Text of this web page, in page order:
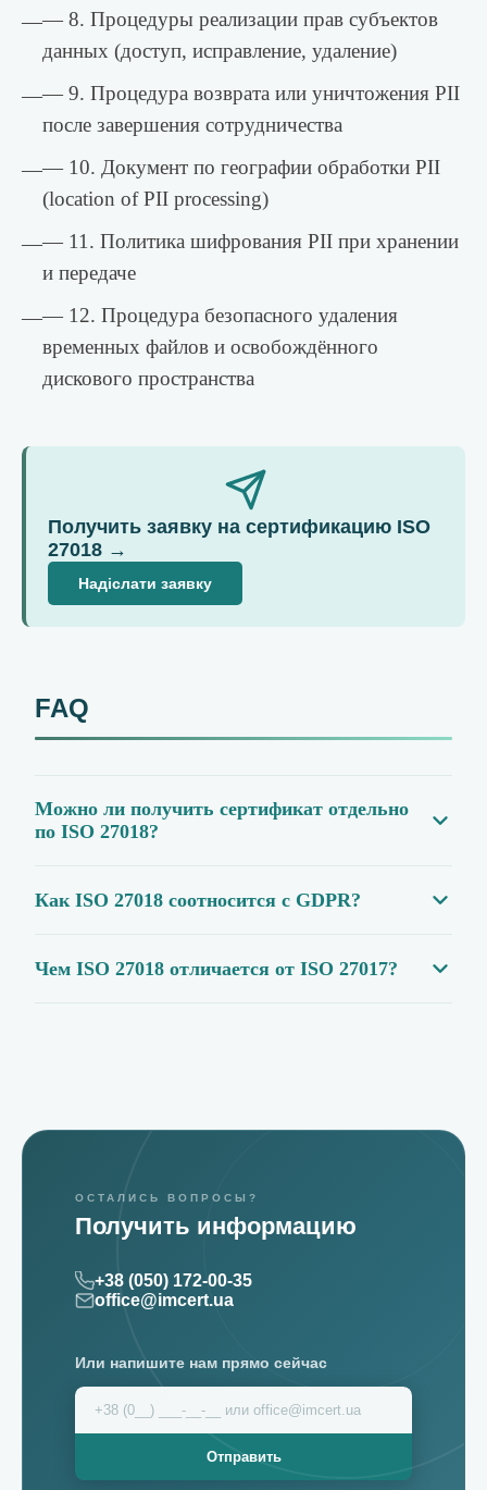
—— 8. Процедуры реализации прав субъектов
данных (доступ, исправление, удаление)
—— 9. Процедура возврата или уничтожения PII
после завершения сотрудничества
—— 10. Документ по географии обработки PII
(location of PII processing)
—— 11. Политика шифрования PII при хранении
и передаче
—— 12. Процедура безопасного удаления
временных файлов и освобождённого
дискового пространства
Получить заявку на сертификацию ISO
27018 →
Надіслати заявку
FAQ
Можно ли получить сертификат отдельно
по ISO 27018?
Как ISO 27018 соотносится с GDPR?
Чем ISO 27018 отличается от ISO 27017?
ОСТАЛИСЬ ВОПРОСЫ?
Получить информацию
+38 (050) 172-00-35
office@imcert.ua
Или напишите нам прямо сейчас
Отправить